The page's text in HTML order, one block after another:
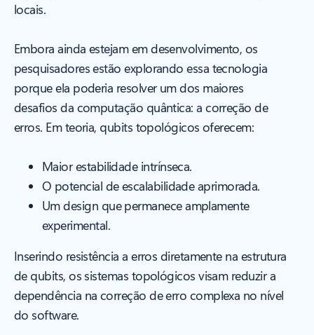
locais.
Embora ainda estejam em desenvolvimento, os
pesquisadores estão explorando essa tecnologia
porque ela poderia resolver um dos maiores
desafios da computação quântica: a correção de
erros. Em teoria, qubits topológicos oferecem:
Maior estabilidade intrínseca.
O potencial de escalabilidade aprimorada.
Um design que permanece amplamente
experimental.
Inserindo resistência a erros diretamente na estrutura
de qubits, os sistemas topológicos visam reduzir a
dependência na correção de erro complexa no nível
do software.